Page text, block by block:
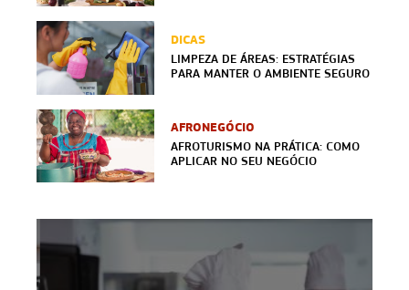
DICAS
LIMPEZA DE ÁREAS: ESTRATÉGIAS
PARA MANTER O AMBIENTE SEGURO
AFRONEGÓCIO
AFROTURISMO NA PRÁTICA: COMO
APLICAR NO SEU NEGÓCIO